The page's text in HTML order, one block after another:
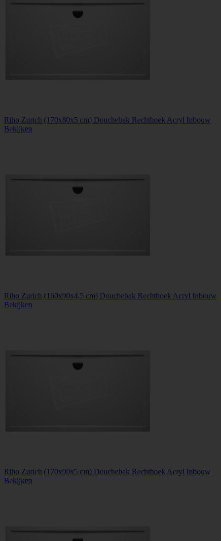
Riho Zurich (170x80x5 cm) Douchebak Rechthoek Acryl Inbouw
Bekijken
Riho Zurich (160x90x4,5 cm) Douchebak Rechthoek Acryl Inbouw
Bekijken
Riho Zurich (170x90x5 cm) Douchebak Rechthoek Acryl Inbouw
Bekijken